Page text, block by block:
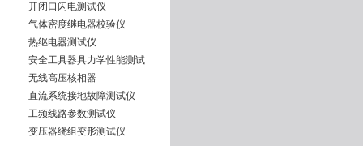
开闭口闪电测试仪
气体密度继电器校验仪
热继电器测试仪
安全工具器具力学性能测试
无线高压核相器
直流系统接地故障测试仪
工频线路参数测试仪
变压器绕组变形测试仪